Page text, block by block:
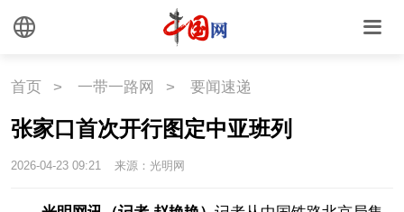
首页 > 一带一路网 > 要闻速递
张家口首次开行图定中亚班列
2026-04-23 09:21 来源：光明网